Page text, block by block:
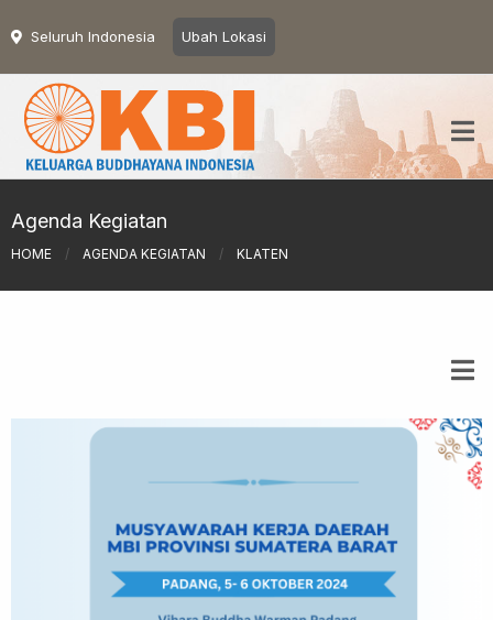
Seluruh Indonesia Ubah Lokasi
Agenda Kegiatan
HOME / AGENDA KEGIATAN / KLATEN